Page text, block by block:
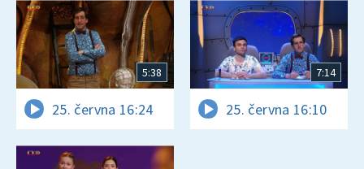
5:38
25. června 16:24
7:14
25. června 16:10